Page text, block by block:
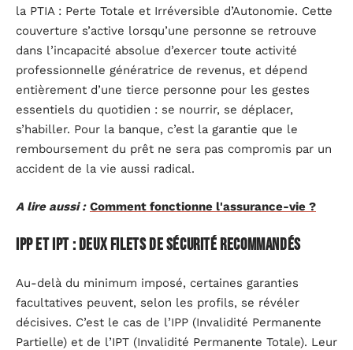
la PTIA : Perte Totale et Irréversible d’Autonomie. Cette
couverture s’active lorsqu’une personne se retrouve
dans l’incapacité absolue d’exercer toute activité
professionnelle génératrice de revenus, et dépend
entièrement d’une tierce personne pour les gestes
essentiels du quotidien : se nourrir, se déplacer,
s’habiller. Pour la banque, c’est la garantie que le
remboursement du prêt ne sera pas compromis par un
accident de la vie aussi radical.
A lire aussi : Comment fonctionne l'assurance-vie ?
IPP et IPT : deux filets de sécurité recommandés
Au-delà du minimum imposé, certaines garanties
facultatives peuvent, selon les profils, se révéler
décisives. C’est le cas de l’IPP (Invalidité Permanente
Partielle) et de l’IPT (Invalidité Permanente Totale). Leur